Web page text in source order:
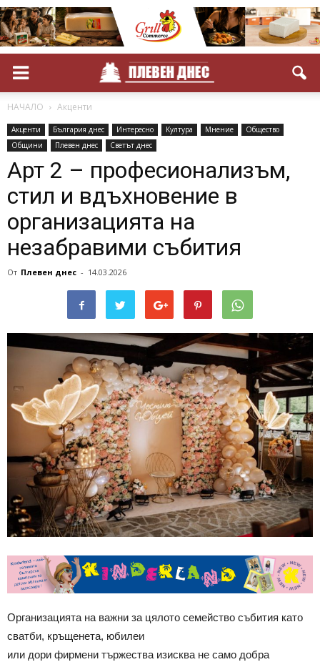
НАЧАЛО Акценти
Акценти България днес Интересно Култура Мнение
Общество
Общини
Плевен днес Светът днес
Арт 2 – професионализъм,
стил и вдъхновение в
организацията на
незабравими събития
От Плевен днес - 14.03.2026
Организацията на важни за цялото семейство събития като
сватби, кръщенета, юбилеи
или дори фирмени тържества изисква не само добра